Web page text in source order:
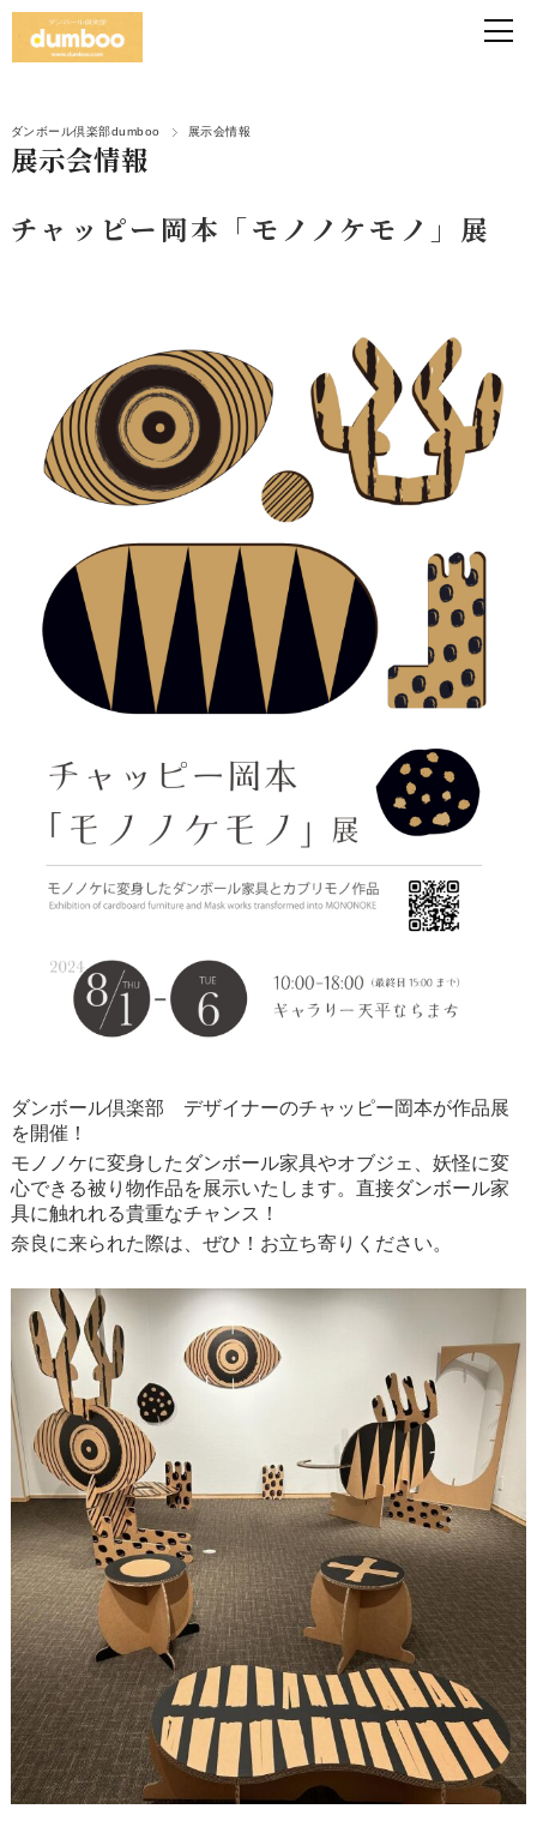
ダンボール倶楽部dumboo 展示会情報
展示会情報
チャッピー岡本「モノノケモノ」展
ダンボール倶楽部 デザイナーのチャッピー岡本が作品展
を開催！
モノノケに変身したダンボール家具やオブジェ、妖怪に変
心できる被り物作品を展示いたします。直接ダンボール家
具に触れれる貴重なチャンス！
奈良に来られた際は、ぜひ！お立ち寄りください。